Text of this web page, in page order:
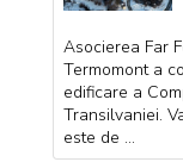
Asocierea Far
Termomont a
edificare a
Transilvaniei.
este de ...